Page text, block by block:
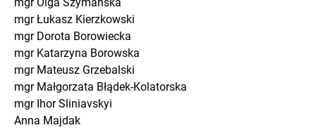
mgr Łukasz Kierzkowski
mgr Dorota Borowiecka
mgr Katarzyna Borowska
mgr Mateusz Grzebalski
mgr Małgorzata Błądek-Kolatorska
mgr Ihor Sliniavskyi
Anna Majdak